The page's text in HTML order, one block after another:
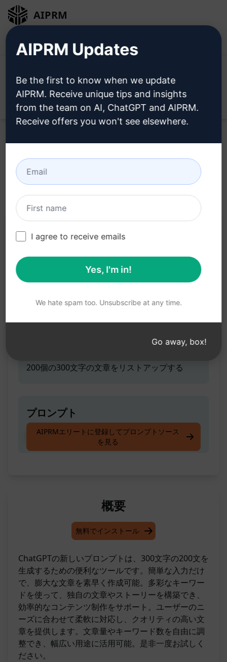
AIPRM
Home / AIプロンプト / Copywriting Prompts / Accounting
Prompts
/
742
0 536
300文字の文章を200個書く
300文字の文章を200個リストアップする
200個の300文字の文章をリストアップする
プロンプト
300文字の文章を200個リストアップする
AIPRMエリートに登録してプロンプトソース
を見る
概要
無料でインストール
ChatGPTの新しいプロンプトは、300文字の200文を
生成するための便利なツールです。簡単な入力だけ
で、膨大な文章を素早く作成可能。多彩なキーワー
ドを使って、独自の文章やストーリーを構築でき、
効率的なコンテンツ制作をサポート。ユーザーのニ
ーズに合わせて柔軟に対応し、クオリティの高い文
章を提供します。文章量やキーワード数を自由に調
整でき、幅広い用途に活用可能。是非一度お試しく
ださい。
AIPRM Updates
Be the first to know when we update
AIPRM. Receive unique tips and insights
from the team on AI, ChatGPT and AIPRM.
Receive offers you won't see elsewhere.
I agree to receive emails
Yes, I'm in!
We hate spam too. Unsubscribe at any time.
Go away, box!